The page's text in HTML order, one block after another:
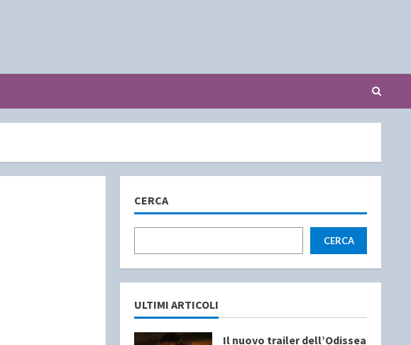
CERCA
CERCA
ULTIMI ARTICOLI
Il nuovo trailer dell’Odissea